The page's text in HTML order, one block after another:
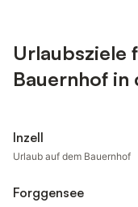
Urlaubsziele
Bauernhof in
Inzell
Urlaub auf dem Bauernhof
Forggensee